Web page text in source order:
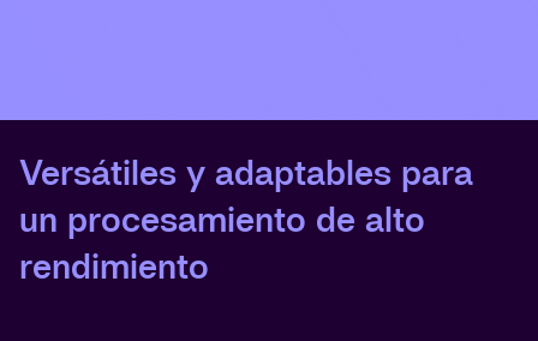
Versátiles y adaptables para
un procesamiento de alto
rendimiento